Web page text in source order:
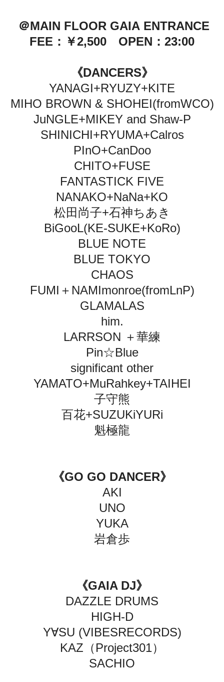
＠MAIN FLOOR GAIA ENTRANCE
FEE：￥2,500 OPEN： 23:00
《DANCERS》
YANAGI+RYUZY+KITE
MIHO BROWN & SHOHEI(fromWCO)
JuNGLE+MIKEY and Shaw-P
SHINICHI+RYUMA+Calros
PInO+CanDoo
CHITO+FUSE
FANTASTICK FIVE
NANAKO+NaNa+KO
松田尚子+石神ちあき
BiGooL(KE-SUKE+KoRo)
BLUE NOTE
BLUE TOKYO
CHAOS
FUMI＋NAMImonroe(fromLnP)
GLAMALAS
him.
LARRSON ＋華練
Pin☆Blue
significant other
YAMATO+MuRahkey+TAIHEI
子守熊
百花+SUZUKiYURi
魁極龍
《GO GO DANCER》
AKI
UNO
YUKA
岩倉歩
《GAIA DJ》
DAZZLE DRUMS
HIGH-D
Y∀SU (VIBESRECORDS)
KAZ（Project301）
SACHIO